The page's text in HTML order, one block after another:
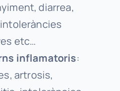
diarrea,
etc…
inflamatoris:
artrosis,